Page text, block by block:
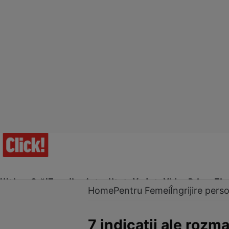
Ultima Oră!Trending Actualitate Vedete Video Prime Time
HomePentru FemeiÎngrijire
7 indicaţii ale